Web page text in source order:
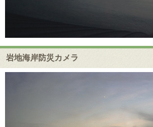
岩地海岸防災カメラ